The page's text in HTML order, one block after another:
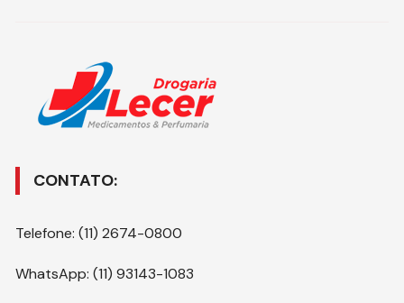
CONTATO:
Telefone: (11) 2674-0800
WhatsApp: (11) 93143-1083